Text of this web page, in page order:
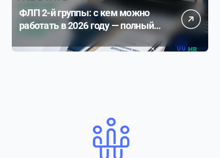
ФЛП 2-й группы: с кем можно
работать в 2026 году — полный
разбор ограничений и рисков